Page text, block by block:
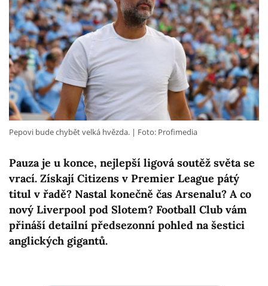
Pauza je u konce, nejlepší ligová soutěž světa se
vrací. Získají Citizens v Premier League pátý
titul v řadě? Nastal konečně čas Arsenalu? A co
nový Liverpool pod Slotem? Football Club vám
přináší detailní předsezonní pohled na šestici
anglických gigantů.
Pepovi bude chybět velká hvězda. Foto: Profimedia